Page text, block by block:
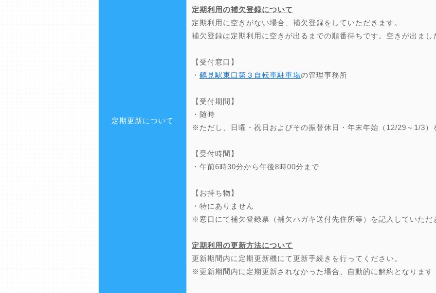
定期更新について
定期利用の補欠登録について
定期利用に空きがない場合、補欠登録をしていただきます。
補欠登録は定期利用に空きが出るまでの順番待ちです。空きが出ま
【受付窓口】
・ 鶴見駅東口第３自転車駐車場の管理事務所
【受付期間】
・随時
※ただし、日曜・祝日およびその振替休日・年末年始（12/29～1/3）
【受付時間】
・午前6時30分から午後8時00分まで
【お持ち物】
・特にありません
※窓口にて補欠登録票（補欠ハガキ送付先住所等）を記入していただ
定期利用の更新方法について
更新期間内に定期更新機にて更新手続きを行ってください。
※更新期間内に定期更新されなかった場合、自動的に解約となります